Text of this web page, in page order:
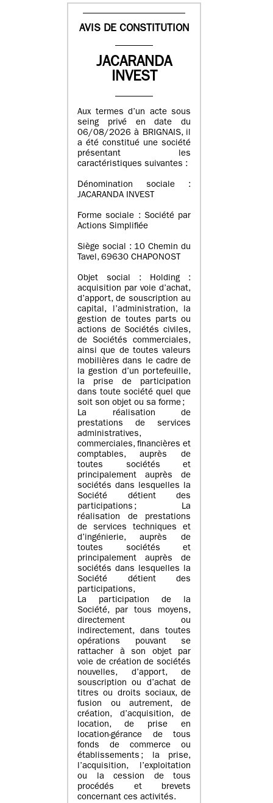
AVIS DE CONSTITUTION
JACARANDA
INVEST
Aux termes d’un acte sous
seing privé en date du
06/08/2026 à BRIGNAIS, il
a été constitué une société
présentant les
caractéristiques suivantes :
Dénomination sociale :
JACARANDA INVEST
Forme sociale : Société par
Actions Simplifiée
Siège social : 10 Chemin du
Tavel, 69630 CHAPONOST
Objet social : Holding :
acquisition par voie d’achat,
d’apport, de souscription au
capital, l’administration, la
gestion de toutes parts ou
actions de Sociétés civiles,
de Sociétés commerciales,
ainsi que de toutes valeurs
mobilières dans le cadre de
la gestion d’un portefeuille,
la prise de participation
dans toute société quel que
soit son objet ou sa forme ;
La réalisation de
prestations de services
administratives,
commerciales, financières et
comptables, auprès de
toutes sociétés et
principalement auprès de
sociétés dans lesquelles la
Société détient des
participations ; La
réalisation de prestations
de services techniques et
d’ingénierie, auprès de
toutes sociétés et
principalement auprès de
sociétés dans lesquelles la
Société détient des
participations,
La participation de la
Société, par tous moyens,
directement ou
indirectement, dans toutes
opérations pouvant se
rattacher à son objet par
voie de création de sociétés
nouvelles, d’apport, de
souscription ou d’achat de
titres ou droits sociaux, de
fusion ou autrement, de
création, d’acquisition, de
location, de prise en
location-gérance de tous
fonds de commerce ou
établissements ; la prise,
l’acquisition, l’exploitation
ou la cession de tous
procédés et brevets
concernant ces activités.